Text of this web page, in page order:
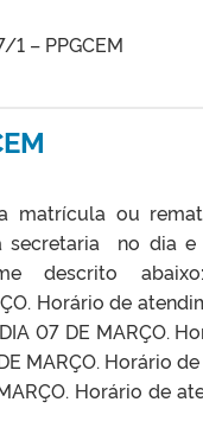
– PPGCEM
matrícula ou
secretaria no dia
descrito
Horário de
07 DE MARÇO.
MARÇO. Horário
Horário de